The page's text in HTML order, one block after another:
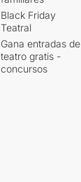
Black Friday
Teatral
Gana entradas de
teatro gratis -
concursos